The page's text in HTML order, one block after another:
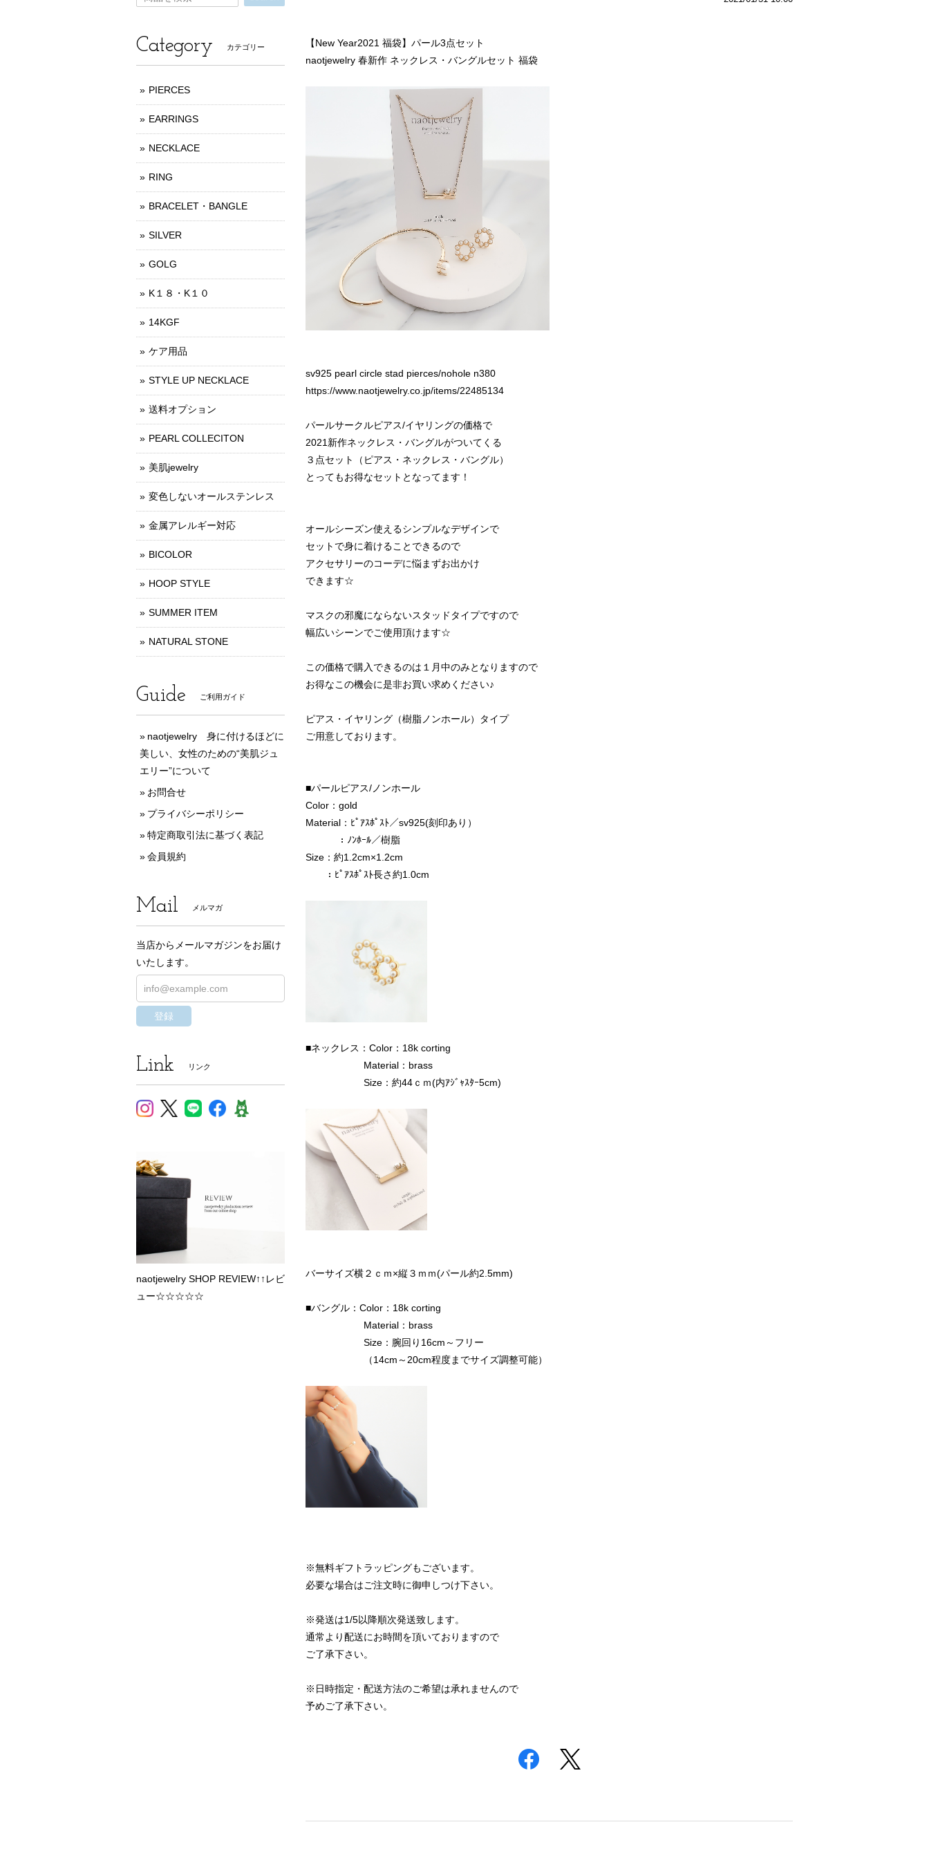
【New Year2021 福袋】パール3点セット
naotjewelry 春新作 ネックレス・バングルセット 福袋
sv925 pearl circle stad pierces/nohole n380
https://www.naotjewelry.co.jp/items/22485134
パールサークルピアス/イヤリングの価格で
2021新作ネックレス・バングルがついてくる
３点セット（ピアス・ネックレス・バングル）
とってもお得なセットとなってます！
オールシーズン使えるシンプルなデザインで
セットで身に着けることできるので
アクセサリーのコーデに悩まずお出かけ
できます☆
マスクの邪魔にならないスタッドタイプですので
幅広いシーンでご使用頂けます☆
この価格で購入できるのは１月中のみとなりますので
お得なこの機会に是非お買い求めください♪
ピアス・イヤリング（樹脂ノンホール）タイプ
ご用意しております。
■パールピアス/ノンホール
Color：gold
Material：ﾋﾟｱｽﾎﾟｽﾄ／sv925(刻印あり）
：ﾉﾝﾎｰﾙ／樹脂
Size：約1.2cm×1.2cm
：ﾋﾟｱｽﾎﾟｽﾄ長さ約1.0cm
■ネックレス：Color：18k corting
Material：brass
Size：約44ｃｍ(内ｱｼﾞｬｽﾀｰ5cm)
バーサイズ横２ｃｍ×縦３ｍｍ(パール約2.5mm)
■バングル：Color：18k corting
Material：brass
Size：腕回り16cm～フリー
（14cm～20cm程度までサイズ調整可能）
※無料ギフトラッピングもございます。
必要な場合はご注文時に御申しつけ下さい。
※発送は1/5以降順次発送致します。
通常より配送にお時間を頂いておりますので
ご了承下さい。
※日時指定・配送方法のご希望は承れませんので
予めご了承下さい。
Category カテゴリー
PIERCES
EARRINGS
NECKLACE
RING
BRACELET・BANGLE
SILVER
GOLG
K１８・K１０
14KGF
ケア用品
STYLE UP NECKLACE
送料オプション
PEARL COLLECITON
美肌jewelry
変色しないオールステンレス
金属アレルギー対応
BICOLOR
HOOP STYLE
SUMMER ITEM
NATURAL STONE
Guide ご利用ガイド
naotjewelry 身に付けるほどに
美しい、女性のための“美肌ジュ
エリー”について
お問合せ
プライバシーポリシー
特定商取引法に基づく表記
会員規約
Mail メルマガ
当店からメールマガジンをお届け
いたします。
登録
Link リンク
naotjewelry SHOP REVIEW↑↑レビ
ュー☆☆☆☆☆